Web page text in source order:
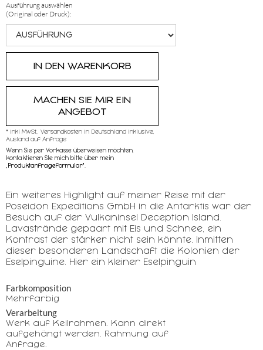
Ausführung auswählen
(Original oder Druck):
MACHEN SIE MIR EIN
ANGEBOT
* inkl MwSt,, Versandkosten in Deutschland inklusive,
Ausland auf Anfrage
Wenn Sie per Vorkasse überweisen möchten,
kontaktieren SIe mich bitte über mein
Produktanfrageformular"
Ein weiteres Highlight auf meiner Reise mit der
Poseidon Expeditions GmbH in die Antarktis war der
Besuch auf der Vulkaninsel Deception Island.
Lavastrände gepaart mit Eis und Schnee, ein
Kontrast der stärker nicht sein könnte. Inmitten
dieser besonderen Landschaft die Kolonien der
Eselpinguine. Hier ein kleiner Eselpinguin
Farbkomposition
Mehrfarbig
Verarbeitung
Werk auf Keilrahmen. Kann direkt
aufgehängt werden. Rahmung auf
Anfrage.